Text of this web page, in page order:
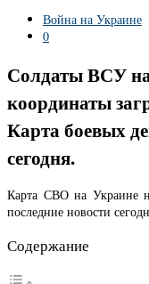
Война на Украине
0
Солдаты ВСУ
координаты
Карта боевых
сегодня.
Карта СВО на Украине
последние новости
Содержание